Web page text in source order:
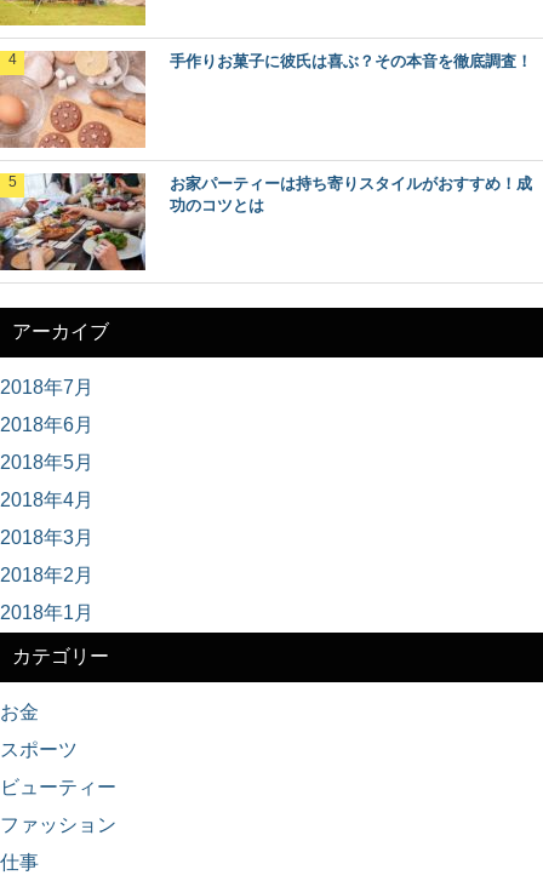
手作りお菓子に彼氏は喜ぶ？その本音を徹底調査！
お家パーティーは持ち寄りスタイルがおすすめ！成
功のコツとは
アーカイブ
2018年7月
2018年6月
2018年5月
2018年4月
2018年3月
2018年2月
2018年1月
カテゴリー
お金
スポーツ
ビューティー
ファッション
仕事